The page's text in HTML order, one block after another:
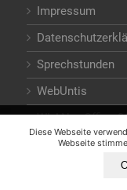
Impressum
Sprechstunden
WebUntis
WLAN – Office
unserer Webseite
Alle
Diese Webseite
Webseite